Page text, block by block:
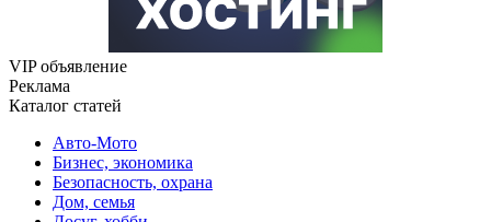
VIP объявление
Реклама
Каталог статей
Авто-Мото
Бизнес, экономика
Безопасность, охрана
Дом, семья